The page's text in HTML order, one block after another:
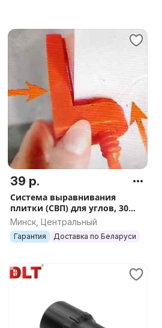
39 р.
Система выравнивания
плитки (СВП) для углов, 30
штук, арт.2350
Минск, Центральный
Гарантия Доставка по Беларуси